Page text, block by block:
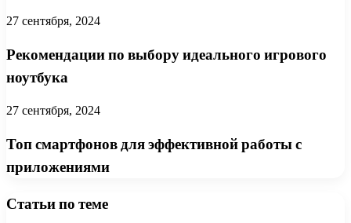
27 сентября, 2024
Рекомендации по выбору идеального игрового
ноутбука
27 сентября, 2024
Топ смартфонов для эффективной работы с
приложениями
Статьи по теме